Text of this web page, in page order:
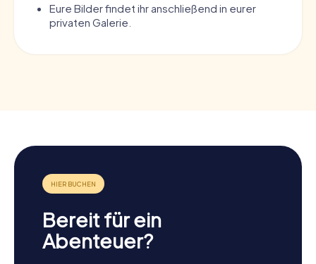
Eure Bilder findet ihr anschließend in eurer
privaten Galerie.
Bereit für ein
Abenteuer?